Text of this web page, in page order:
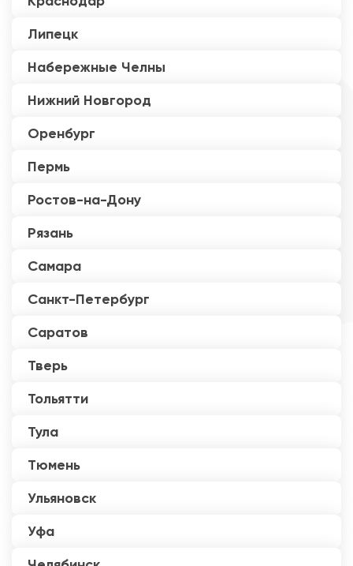
Липецк
Набережные Челны
Нижний Новгород
Оренбург
Пермь
Ростов-на-Дону
Рязань
Самара
Санкт-Петербург
Саратов
Тверь
Тольятти
Тула
Тюмень
Ульяновск
Уфа